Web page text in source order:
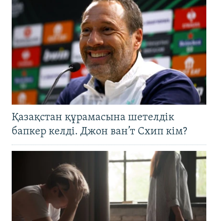
Қазақстан құрамасына шетелдік
бапкер келді. Джон ван’т Схип кім?